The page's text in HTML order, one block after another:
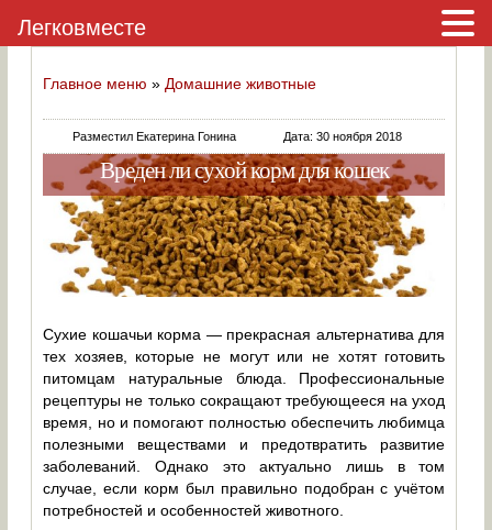
Главное меню » Домашние животные
Разместил Екатерина Гонина Дата: 30 ноября 2018
Вреден ли сухой корм для кошек
Сухие кошачьи корма — прекрасная альтернатива для
тех хозяев, которые не могут или не хотят готовить
питомцам натуральные блюда. Профессиональные
рецептуры не только сокращают требующееся на уход
время, но и помогают полностью обеспечить любимца
полезными веществами и предотвратить развитие
заболеваний. Однако это актуально лишь в том
случае, если корм был правильно подобран с учётом
потребностей и особенностей животного.
Легковместе